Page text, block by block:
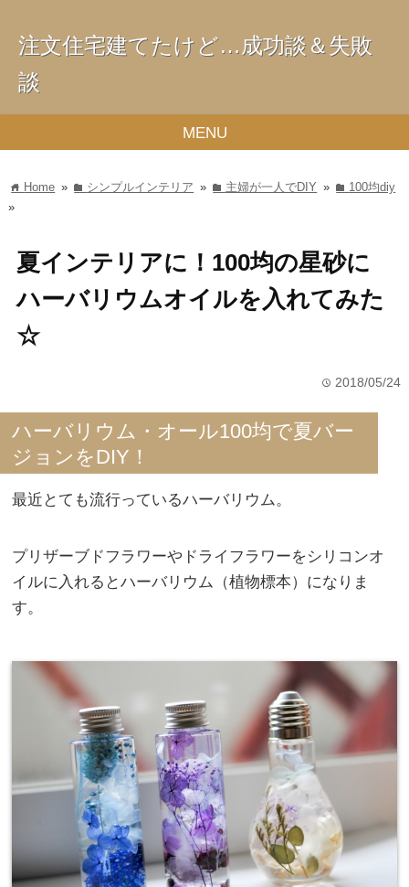
注文住宅建てたけど…成功談＆失敗
談
MENU
home Home » folder シンプルインテリア » folder 主婦が一人でDIY » folder 100均diy
»
夏インテリアに！100均の星砂に
ハーバリウムオイルを入れてみた
☆
time 2018/05/24
ハーバリウム・オール100均で夏バー
ジョンをDIY！
最近とても流行っているハーバリウム。
プリザーブドフラワーやドライフラワーをシリコンオ
イルに入れるとハーバリウム（植物標本）になりま
す。